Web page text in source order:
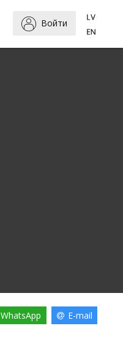
Войти
WhatsApp E-mail